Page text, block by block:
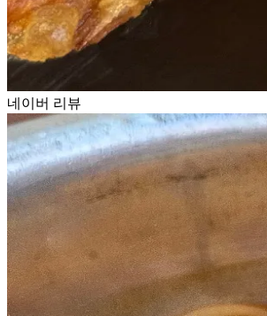
네이버 리뷰